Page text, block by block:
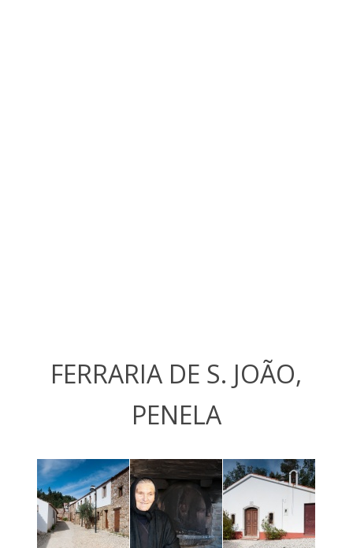
FERRARIA DE S. JOÃO,
PENELA